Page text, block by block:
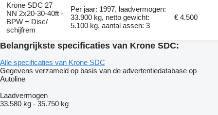
Krone SDC 27
NN 2x20-30-40ft -
BPW + Disc/
schijfrem
Per jaar: 1997, laadvermogen:
33.900 kg, netto gewicht:
5.100 kg, aantal assen: 3
€ 4.500
Belangrijkste specificaties van Krone SDC:
Alle specificaties van Krone SDC
Gegevens verzameld op basis van de advertentiedatabase op
Autoline
Laadvermogen
33.580 kg - 35.750 kg